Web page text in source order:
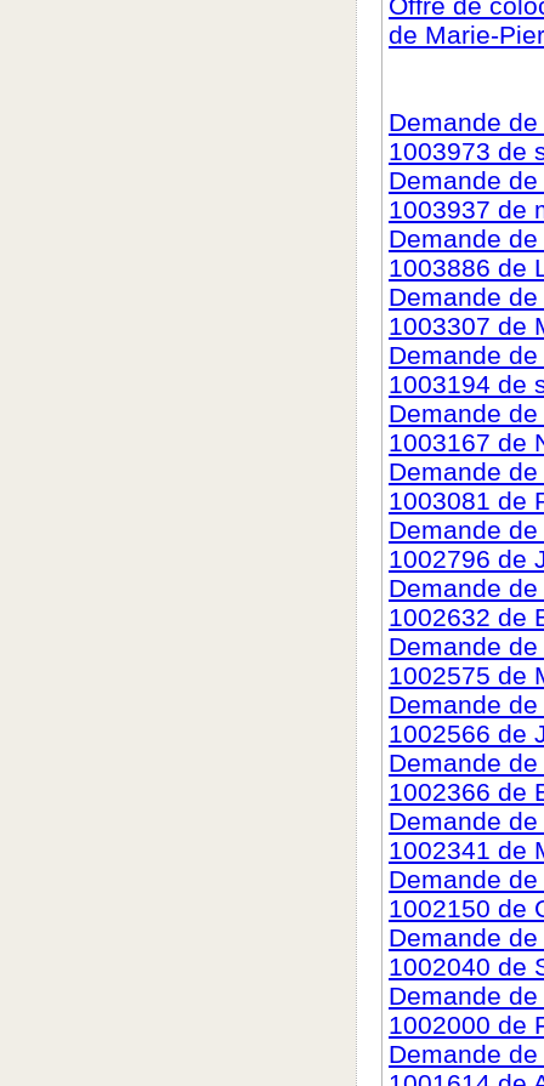
de Marie-
Demande
1003973 de
Demande
1003937 de
Demande
1003886 de
Demande
1003307 de
Demande
1003194 de
Demande
1003167 de
Demande
1003081 de
Demande
1002796 de
Demande
1002632 de
Demande
1002575 de
Demande
1002566 de
Demande
1002366 de
Demande
1002341 de
Demande
1002150 de
Demande
1002040 de
Demande
1002000 de
Demande